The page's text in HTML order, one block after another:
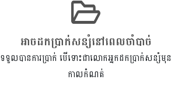
អាចដកប្រាក់សន្សំនៅពេលចាំបាច់
ទទួលបានការប្រាក់ បើទោះជាលោកអ្នកដកប្រាក់សន្សំមុន
កាលកំណត់